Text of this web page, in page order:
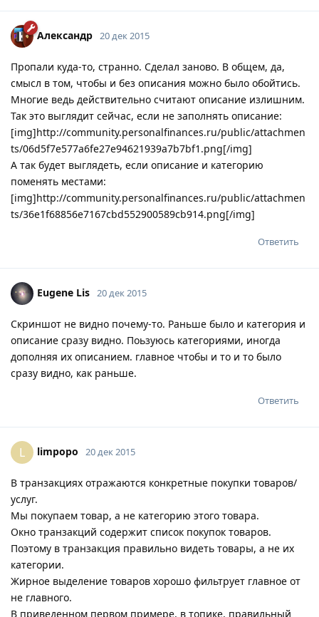
Александр 20 дек 2015
Пропали куда-то, странно. Сделал заново. В общем, да,
смысл в том, чтобы и без описания можно было обойтись.
Многие ведь действительно считают описание излишним.
Так это выглядит сейчас, если не заполнять описание:
[img]http://community.personalfinances.ru/public/attachmen
ts/06d5f7e577a6fe27e94621939a7b7bf1.png[/img]
А так будет выглядеть, если описание и категорию
поменять местами:
[img]http://community.personalfinances.ru/public/attachmen
ts/36e1f68856e7167cbd552900589cb914.png[/img]
Ответить
Eugene Lis 20 дек 2015
Скриншот не видно почему-то. Раньше было и категория и
описание сразу видно. Поьзуюсь категориями, иногда
дополняя их описанием. главное чтобы и то и то было
сразу видно, как раньше.
Ответить
L limpopo 20 дек 2015
В транзакциях отражаются конкретные покупки товаров/
услуг.
Мы покупаем товар, а не категорию этого товара.
Окно транзакций содержит список покупок товаров.
Поэтому в транзакция правильно видеть товары, а не их
категории.
Жирное выделение товаров хорошо фильтрует главное от
не главного.
В приведенном первом примере, в топике, правильный